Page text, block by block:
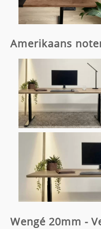
Amerikaans
Wengé 20mm -